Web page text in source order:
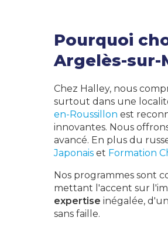
Pourquoi
Argelès-sur-
Chez Halley, nous
surtout dans une
en-Roussillon est
innovantes. Nous
avancé. En plus du
Japonais et Formation
Nos programmes sont
mettant l'accent sur
expertise inégalée,
sans faille.